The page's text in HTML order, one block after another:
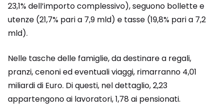
23,1% dell’importo complessivo), seguono bollette e
utenze (21,7% pari a 7,9 mld) e tasse (19,8% pari a 7,2
mld).
Nelle tasche delle famiglie, da destinare a regali,
pranzi, cenoni ed eventuali viaggi, rimarranno 4,01
miliardi di Euro. Di questi, nel dettaglio, 2,23
appartengono ai lavoratori, 1,78 ai pensionati.